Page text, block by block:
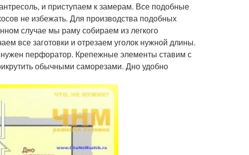
и приступаем к замерам. Все подобные
не избежать. Для производства подобных
случае мы раму собираем из легкого
все заготовки и отрезаем уголок нужной длины.
перфоратор. Крепежные элементы ставим с
обычными саморезами. Дно удобно